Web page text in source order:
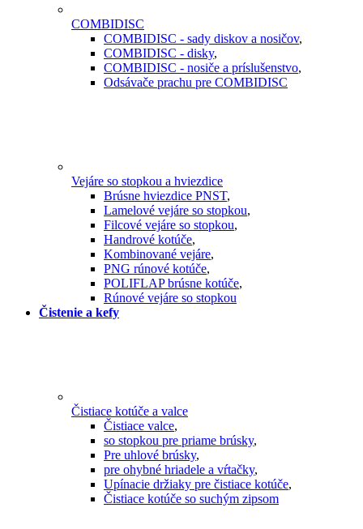
COMBIDISC
COMBIDISC - sady diskov a nosičov,
COMBIDISC - disky,
COMBIDISC - nosiče a príslušenstvo,
Odsávače prachu pre COMBIDISC
Vejáre so stopkou a hviezdice
Brúsne hviezdice PNST,
Lamelové vejáre so stopkou,
Filcové vejáre so stopkou,
Handrové kotúče,
Kombinované vejáre,
PNG rúnové kotúče,
POLIFLAP brúsne kotúče,
Rúnové vejáre so stopkou
Čistenie a kefy
Čistiace kotúče a valce
Čistiace valce,
so stopkou pre priame brúsky,
Pre uhlové brúsky,
pre ohybné hriadele a vŕtačky,
Upínacie držiaky pre čistiace kotúče,
Čistiace kotúče so suchým zipsom